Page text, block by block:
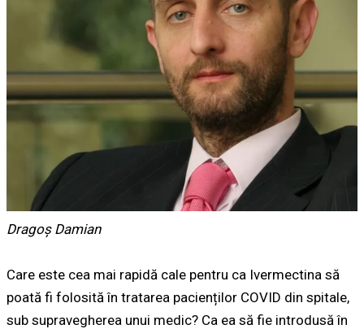
Dragoș Damian
Care este cea mai rapidă cale pentru ca Ivermectina să
poată fi folosită în tratarea pacienților COVID din spitale,
sub supravegherea unui medic? Ca ea să fie introdusă în